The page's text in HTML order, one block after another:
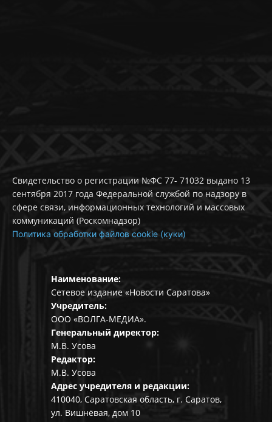
Свидетельство о регистрации №ФС 77- 71032 выдано 13
сентября 2017 года Федеральной службой по надзору в
сфере связи, информационных технологий и массовых
коммуникаций (Роскомнадзор)
Политика обработки файлов cookie (куки)
Наименование:
Сетевое издание «Новости Саратова»
Учредитель:
ООО «ВОЛГА-МЕДИА».
Генеральный директор:
М.В. Усова
Редактор:
М.В. Усова
Адрес учредителя и редакции:
410040, Саратовская область, г. Саратов,
ул. Вишнёвая, дом 10